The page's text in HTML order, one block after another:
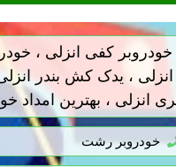
، خودروبر کفی انزلی ،
، یدک کش بندر
انزلی ، بهترین امداد
خودروبر رشت